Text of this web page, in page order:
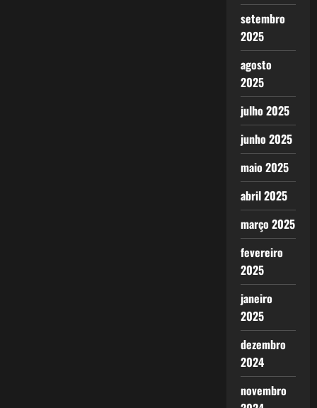
setembro
2025
agosto
2025
julho 2025
junho 2025
maio 2025
abril 2025
março 2025
fevereiro
2025
janeiro
2025
dezembro
2024
novembro